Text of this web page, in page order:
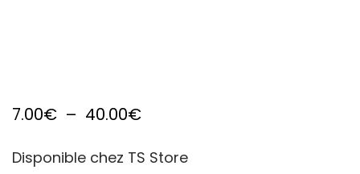
7.00€ – 40.00€Plage
Disponible chez TS Store